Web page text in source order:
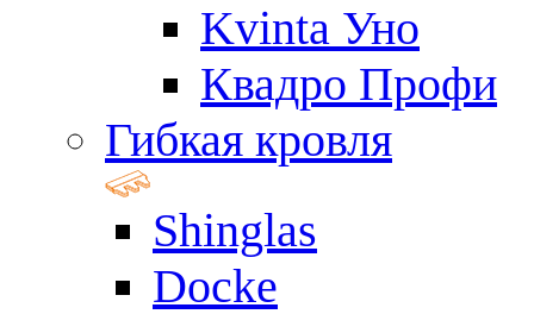
Kvinta Уно
Квадро Профи
Гибкая кровля
Shinglas
Docke